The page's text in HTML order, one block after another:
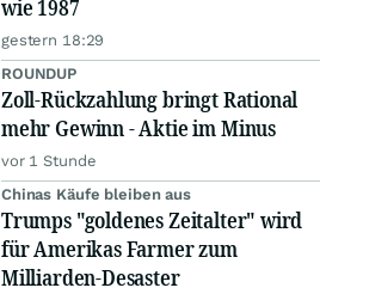
wie 1987
gestern 18:29
ROUNDUP
Zoll-Rückzahlung bringt Rational
mehr Gewinn - Aktie im Minus
vor 1 Stunde
Chinas Käufe bleiben aus
Trumps "goldenes Zeitalter" wird
für Amerikas Farmer zum
Milliarden-Desaster